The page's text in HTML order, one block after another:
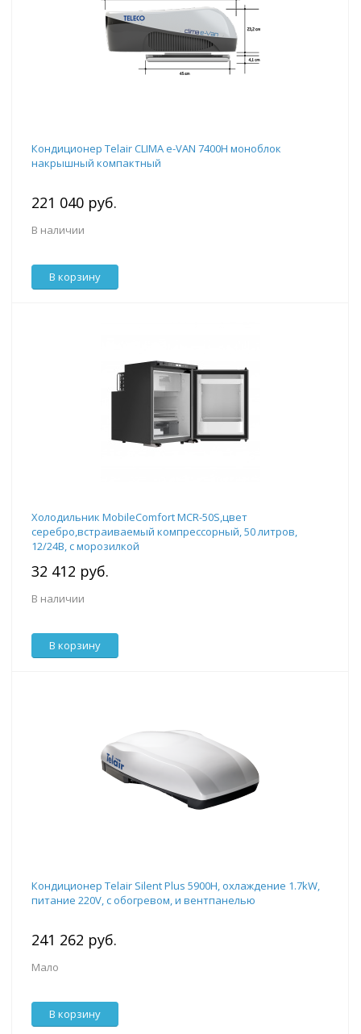
Кондиционер Telair CLIMA e-VAN 7400H моноблок
накрышный компактный
221 040 руб.
В наличии
В корзину
Холодильник MobileComfort MCR-50S,цвет
серебро,встраиваемый компрессорный, 50 литров,
12/24В, с морозилкой
32 412 руб.
В наличии
В корзину
Кондиционер Telair Silent Plus 5900H, охлаждение 1.7kW,
питание 220V, с обогревом, и вентпанелью
241 262 руб.
Мало
В корзину